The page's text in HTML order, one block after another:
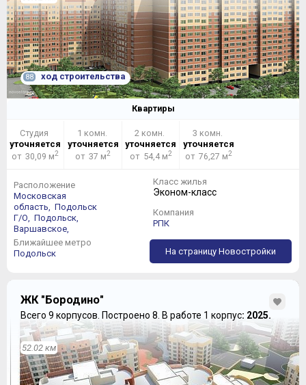
88 ход строительства
Квартиры
Студия
уточняется
от 30,09 м2
1 комн.
уточняется
от 37 м2
2 комн.
уточняется
от 54,4 м2
3 комн.
уточняется
от 76,27 м2
Расположение
Московская
область, Подольск
Г/О, Подольск,
Варшавское,
Ближайшее метро
Подольск
Класс жилья
Эконом-класс
Компания
РПК
На страницу Новостройки
ЖК "Бородино"
Всего 9 корпусов. Построено 8. В работе 1 корпус: 2025.
52.02 км